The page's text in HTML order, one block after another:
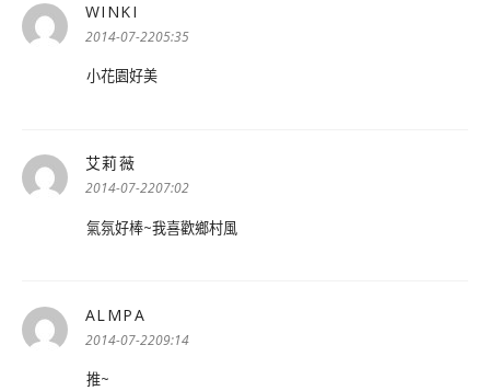
WINKI
示:
2014-07-2205:35
小花園好美
艾莉薇
示:
2014-07-2207:02
氣氛好棒~我喜歡鄉村風
ALMPA
示:
2014-07-2209:14
推~